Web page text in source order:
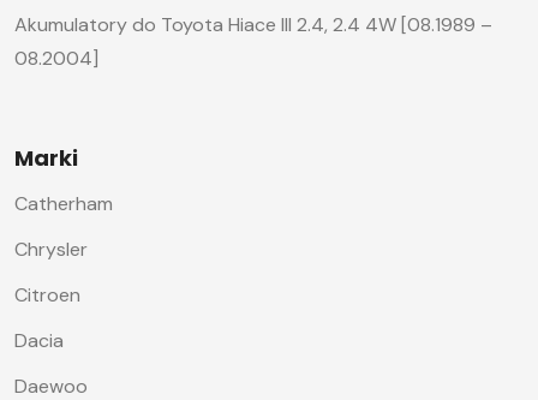
Akumulatory do Toyota Hiace III 2.4, 2.4 4W [08.1989 –
08.2004]
Marki
Catherham
Chrysler
Citroen
Dacia
Daewoo